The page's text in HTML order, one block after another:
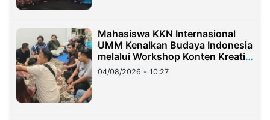
Mahasiswa KKN Internasional
UMM Kenalkan Budaya Indonesia
melalui Workshop Konten Kreatif
di Taiwan
04/08/2026 - 10:27